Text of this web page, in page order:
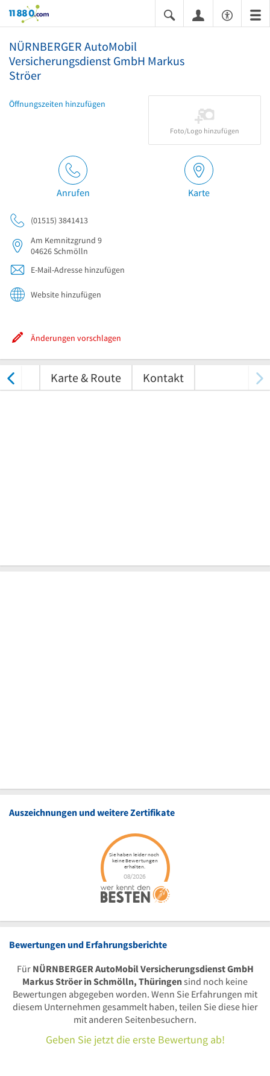
11880.com
NÜRNBERGER AutoMobil
Versicherungsdienst GmbH Markus
Ströer
Öffnungszeiten hinzufügen
Foto/Logo hinzufügen
Anrufen Karte
(01515) 3841413
Am Kemnitzgrund 9
04626Schmölln
E-Mail-Adresse hinzufügen
Website hinzufügen
Änderungen vorschlagen
Karte & Route Kontakt
Auszeichnungen und weitere Zertifikate
Bewertungen und Erfahrungsberichte
Für NÜRNBERGER AutoMobil Versicherungsdienst GmbH
Markus Ströer in Schmölln, Thüringensind noch keine
Bewertungen abgegeben worden. Wenn Sie Erfahrungen mit
diesem Unternehmen gesammelt haben, teilen Sie diese hier
mit anderen Seitenbesuchern.
Geben Sie jetzt die erste Bewertung ab!